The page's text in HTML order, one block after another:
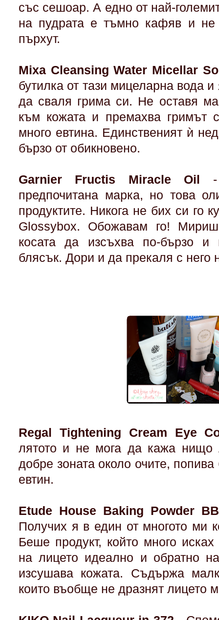
със сешоар. А едно от най-
на пудрата е тъмно кафяв и
пърхут.
Mixa Cleansing Water Micellar
бутилка от тази мицеларна вода
да сваля грима си. Не оставя
към кожата и премахва гримът
много евтина. Единственият ѝ
бързо от обикновено.
Garnier Fructis Miracle Oil -
предпочитана марка, но това
продуктите. Никога не бих си го
Glossybox. Обожавам го!
косата да изсъхва по-бързо и
блясък. Дори и да прекаля с него
Regal Tightening Cream Eye
лятото и не мога да кажа нищо
добре зоната около очите,
евтин.
Etude House Baking Powder
Получих я в един от многото ми
Беше продукт, който много
на лицето идеално и обратно
изсушава кожата. Съдържа
които въобще не дразнят лицето